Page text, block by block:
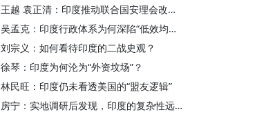
王越 袁正清：印度推动联合国安理会改革的路径与前景
吴孟克：印度行政体系为何深陷“低效均衡”困境
刘宗义：如何看待印度的二战史观？
徐琴：印度为何沦为“外资坟场”？
林民旺：印度仍未看透美国的“盟友逻辑”
房宁：实地调研后发现，印度的复杂性远超舆论认知